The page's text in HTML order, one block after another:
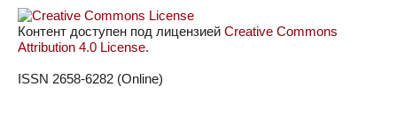
Контент доступен под лицензией Creative Commons
Attribution 4.0 License.
ISSN 2658-6282 (Online)